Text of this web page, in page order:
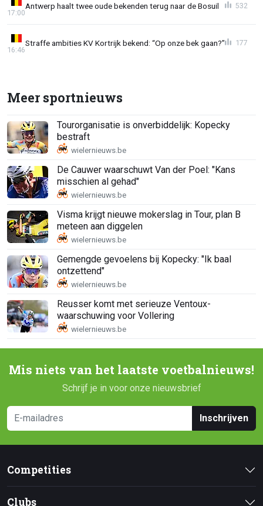
Antwerp haalt twee oude bekenden terug naar de Bosuil
17:00
532
Straffe ambities KV Kortrijk bekend: “Op onze bek gaan?”
16:46
177
Meer sportnieuws
Tourorganisatie is onverbiddelijk: Kopecky
bestraft
De Cauwer waarschuwt Van der Poel: "Kans
misschien al gehad"
Visma krijgt nieuwe mokerslag in Tour, plan B
meteen aan diggelen
Gemengde gevoelens bij Kopecky: "Ik baal
ontzettend"
Reusser komt met serieuze Ventoux-
waarschuwing voor Vollering
Mis niets van het laatste voetbalnieuws!
Schrijf je in voor onze nieuwsbrief
Inschrijven
Competities
Clubs